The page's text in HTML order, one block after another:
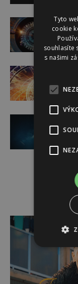
Tyto
cookie
souhlasíte
s našimi